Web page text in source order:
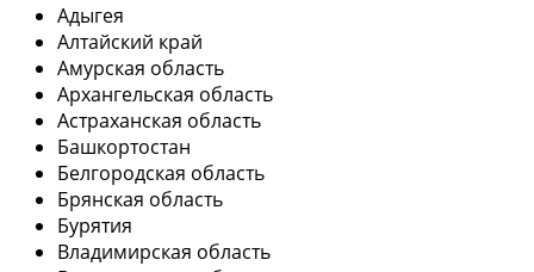
Адыгея
Алтайский край
Амурская область
Архангельская область
Астраханская область
Башкортостан
Белгородская область
Брянская область
Бурятия
Владимирская область